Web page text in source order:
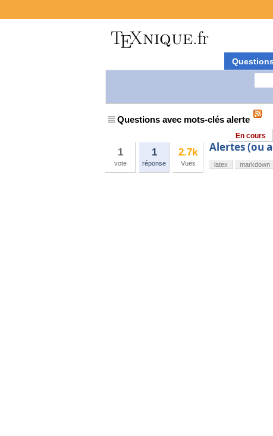
Questions
Questions avec mots-clés alerte
En cours
1
vote
1
réponse
2.7k
Vues
Alertes (ou
latex markdown